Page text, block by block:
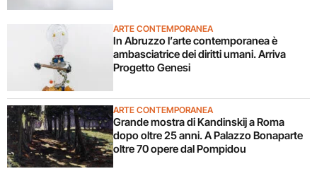
ARTE CONTEMPORANEA
In Abruzzo l’arte contemporanea è
ambasciatrice dei diritti umani. Arriva
Progetto Genesi
ARTE CONTEMPORANEA
Grande mostra di Kandinskij a Roma
dopo oltre 25 anni. A Palazzo Bonaparte
oltre 70 opere dal Pompidou